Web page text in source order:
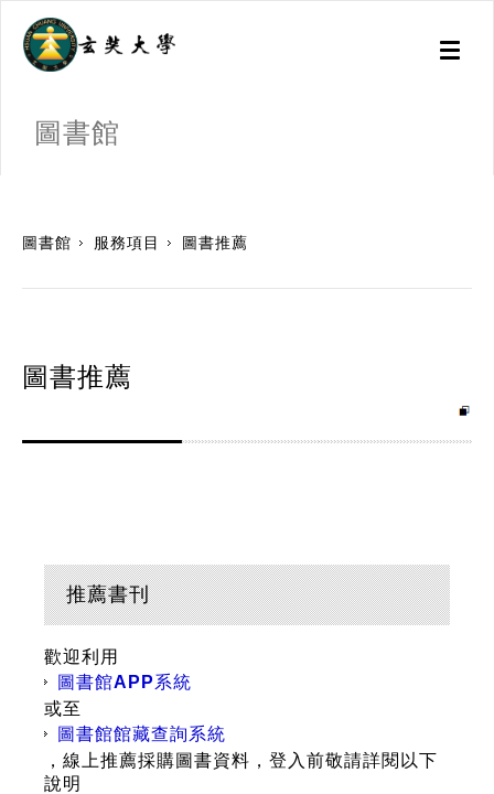
Toggle
圖書館
圖書館 服務項目 圖書推薦
圖書推薦
推薦書刊
歡迎利用
圖書館APP系統
或至
圖書館館藏查詢系統
，線上推薦採購圖書資料，登入前敬請詳閱以下
說明